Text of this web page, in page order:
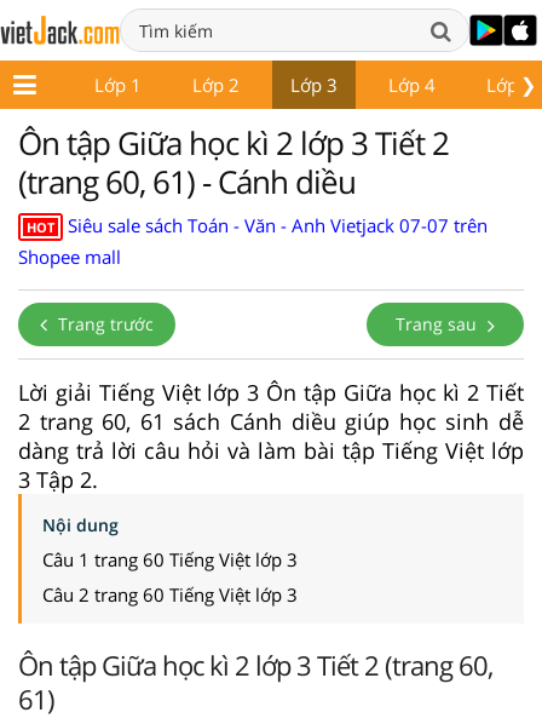
❯
Lớp 1 Lớp 2 Lớp 3 Lớp 4 Lớp 5
Ôn tập Giữa học kì 2 lớp 3 Tiết 2
(trang 60, 61) - Cánh diều
HOT
Siêu sale sách Toán - Văn - Anh Vietjack 07-07 trên
Shopee mall
Trang trước Trang sau
Lời giải Tiếng Việt lớp 3 Ôn tập Giữa học kì 2 Tiết
2 trang 60, 61 sách Cánh diều giúp học sinh dễ
dàng trả lời câu hỏi và làm bài tập Tiếng Việt lớp
3 Tập 2.
Nội dung
Câu 1 trang 60 Tiếng Việt lớp 3
Câu 2 trang 60 Tiếng Việt lớp 3
Ôn tập Giữa học kì 2 lớp 3 Tiết 2 (trang 60,
61)